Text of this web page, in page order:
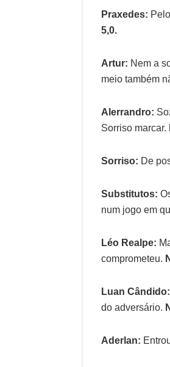
Praxedes:
5,0.
Artur: Nem a
meio também
Alerrandro:
Sorriso marcar.
Sorriso: De
Substitutos:
num jogo em
Léo Realpe:
comprometeu.
Luan Cândido:
do adversário.
Aderlan: